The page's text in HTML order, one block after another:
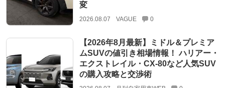
変
2026.08.07 VAGUE 0
【2026年8月最新】ミドル＆プレミア
ムSUVの値引き相場情報！ ハリアー・
エクストレイル・CX-80など人気SUV
の購入攻略と交渉術